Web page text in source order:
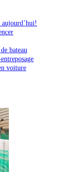
bateau
voiture